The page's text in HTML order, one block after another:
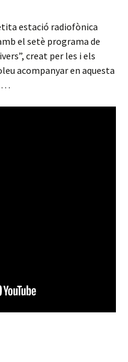
estació radiofònica
el setè programa de
creat per les i els
acompanyar en aquesta